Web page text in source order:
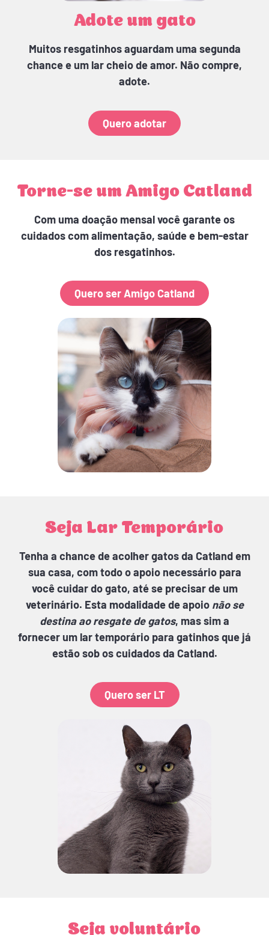
Adote um gato
Muitos resgatinhos aguardam uma segunda
chance e um lar cheio de amor. Não compre,
adote.
Quero adotar
Torne-se um Amigo Catland
Com uma doação mensal você garante os
cuidados com alimentação, saúde e bem-estar
dos resgatinhos.
Quero ser Amigo Catland
Seja Lar Temporário
Tenha a chance de acolher gatos da Catland em
sua casa, com todo o apoio necessário para
você cuidar do gato, até se precisar de um
veterinário. Esta modalidade de apoio não se
destina ao resgate de gatos, mas sim a
fornecer um lar temporário para gatinhos que já
estão sob os cuidados da Catland.
Quero ser LT
Seja voluntário